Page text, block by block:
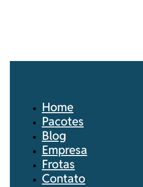
Home
Pacotes
Blog
Empresa
Frotas
Contato